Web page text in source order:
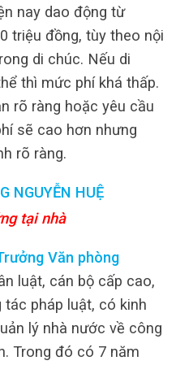
nay dao động từ
triệu đồng, tùy theo nội
di chúc. Nếu di
thì mức phí khá thấp.
rõ ràng hoặc yêu cầu
sẽ cao hơn nhưng
rõ ràng.
NGUYỄN HUỆ
tại nhà
Văn phòng
luật, cán bộ cấp cao,
pháp luật, có kinh
lý nhà nước về công
Trong đó có 7 năm